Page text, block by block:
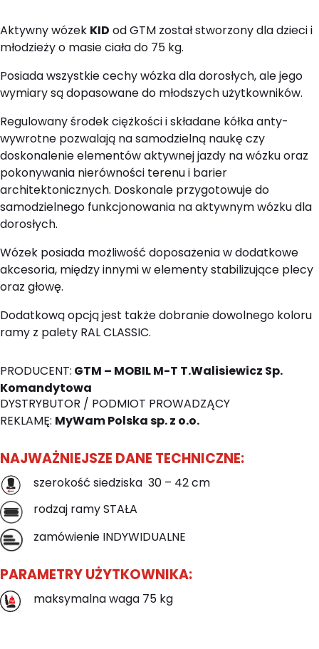
Aktywny wózek KID od GTM został stworzony dla dzieci i
młodzieży o masie ciała do 75 kg.
Posiada wszystkie cechy wózka dla dorosłych, ale jego
wymiary są dopasowane do młodszych użytkowników.
Regulowany środek ciężkości i składane kółka anty-
wywrotne pozwalają na samodzielną naukę czy
doskonalenie elementów aktywnej jazdy na wózku oraz
pokonywania nierówności terenu i barier
architektonicznych. Doskonale przygotowuje do
samodzielnego funkcjonowania na aktywnym wózku dla
dorosłych.
Wózek posiada możliwość doposażenia w dodatkowe
akcesoria, między innymi w elementy stabilizujące plecy
oraz głowę.
Dodatkową opcją jest także dobranie dowolnego koloru
ramy z palety RAL CLASSIC.
PRODUCENT: GTM – MOBIL M-T T.Walisiewicz Sp.
Komandytowa
DYSTRYBUTOR / PODMIOT PROWADZĄCY
REKLAMĘ: MyWam Polska sp. z o.o.
NAJWAŻNIEJSZE DANE TECHNICZNE:
szerokość siedziska 30 – 42 cm
rodzaj ramy STAŁA
zamówienie INDYWIDUALNE
PARAMETRY UŻYTKOWNIKA:
maksymalna waga 75 kg